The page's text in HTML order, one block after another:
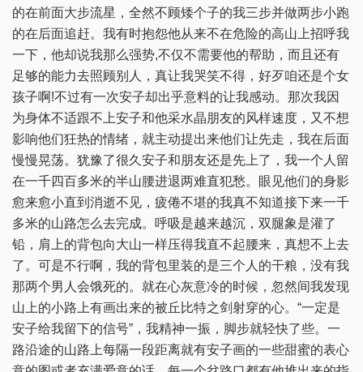
的在前面大步流星，全然不顾矮个子的我三步并做两步小跑
的在后面追赶。我有时抱怨他从来不在危险的高山上招呼我
一下，他却说我那么强势,不仅不需要他的帮助，而且还有
足够的能力去照顾别人，真让我哭笑不得，好歹咱还是个女
孩子啊!不过有一次安子却出乎意料的让我感动。那次我因
为身体不适跟不上安子和他采水晶朋友的风样速度，又不想
影响他们狂热的情绪，就主动提出来他们让先走，我在后面
慢慢晃荡。犹豫了很久安子和朋友还是先上了，我一个人留
在一千四百多米的半山腰进退两难直犯愁。眼见他们的身影
愈来愈小直到消逝不见，疲倦不堪的我真不知道接下来一千
多米的山路怎么去完成。呼吸是越来越沉，双腿象是灌了
铅，肩上的背包向大山一样压得我直不起腰来，真想不上去
了。可是不行啊，我的背包里装的是三个人的干粮，没有我
那两个男人会饿死的。就在心灰意冷的时候，忽然间我发现
山上的小路上有画出来的被丘比特之剑射穿的心。“一定是
安子给我留下的信号”，我精神一振，脚步就轻快了些。一
路沿途的山路上每隔一段距离就有安子画的一些甜蜜的表心